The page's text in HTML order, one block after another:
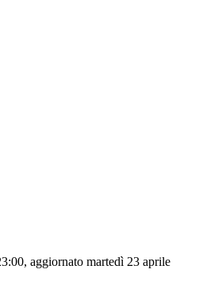
aggiornato martedì 23 aprile